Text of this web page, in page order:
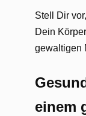
Stell Dir
Dein
gewaltigen
einem